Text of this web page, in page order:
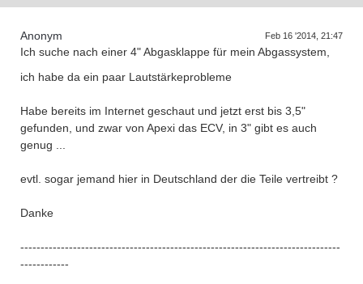
D
a
s
T
r
e
f
f
e
n
d
e
r
G
e
n
e
r
a
t
i
o
n
e
n
Anonym Feb 16 '2014, 21:47
Ich suche nach einer 4" Abgasklappe für mein Abgassystem,
ich habe da ein paar Lautstärkeprobleme
Habe bereits im Internet geschaut und jetzt erst bis 3,5"
gefunden, und zwar von Apexi das ECV, in 3" gibt es auch
genug ...
evtl. sogar jemand hier in Deutschland der die Teile vertreibt ?
Danke
-------------------------------------------------------------------------------
------------